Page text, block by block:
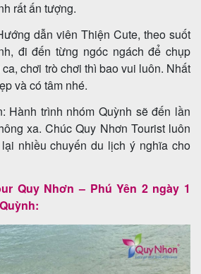
rất ấn tượng.
dẫn viên Thiện Cute, theo suốt
đi đến từng ngóc ngách để chụp
chơi trò chơi thì bao vui luôn. Nhất
và có tâm nhé.
Hành trình nhóm Quỳnh sẽ đến lần
xa. Chúc Quy Nhơn Tourist luôn
nhiều chuyến du lịch ý nghĩa cho
Quy Nhơn – Phú Yên 2 ngày 1